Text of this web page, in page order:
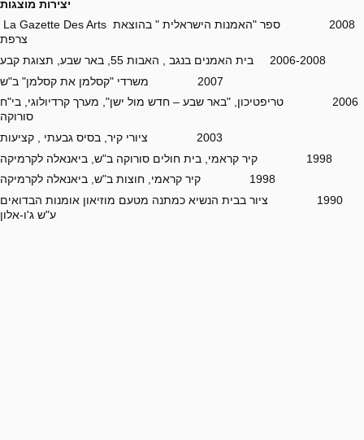
יצירות מוצגות
צרפת
2006-2008 בית האמנים בנגב , האבות 55, באר שבע, תצוגת קבע
2007 משרדי "קסלמן את קסלמן" ב"ש
2006 טריפטיכון, "באר שבע – חדש מול ישן", מערך קרדיולוגי, בי"ח
סורוקה
2003 ציורי קיר, בסיס גבעתי , קציעות
1998 קיר קראמי, בית חולים סורוקה ב"ש, ביאנאלה לקרמיקה
1998 קיר קראמי, חוצות ב"ש, ביאנאלה לקרמיקה
1990 ציור בבית הנשיא כמתנה מטעם מוזיאון אומנות הבדואים
ע"ש ג'ו-אלון